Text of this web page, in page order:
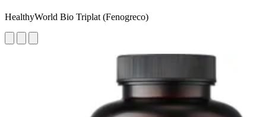
HealthyWorld Bio Triplat (Fenogreco)